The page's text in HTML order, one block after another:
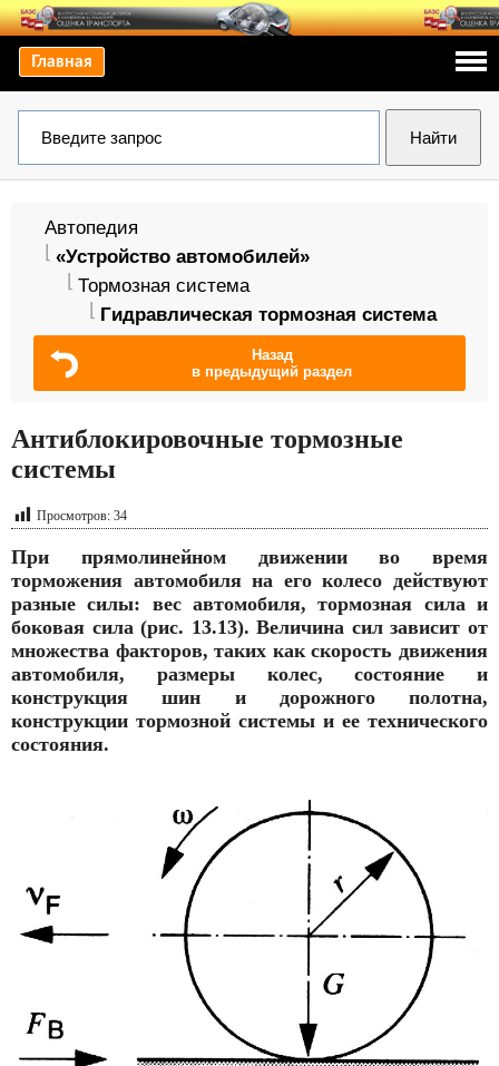
Главная
Автопедия
«Устройство автомобилей»
Тормозная система
Гидравлическая тормозная система
Назад
в предыдущий раздел
Антиблокировочные тормозные
системы
Просмотров: 34
При прямолинейном движении во время
торможения автомобиля на его колесо действуют
разные силы: вес автомобиля, тормозная сила и
боковая сила (рис. 13.13). Величина сил зависит от
множества факторов, таких как скорость движения
автомобиля, размеры колес, состояние и
конструкция шин и дорожного полотна,
конструкции тормозной системы и ее технического
состояния.